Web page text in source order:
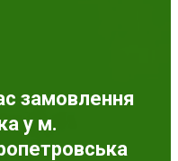
замовлення
у м.